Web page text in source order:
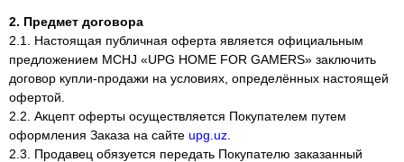
2. Предмет договора
2.1. Настоящая публичная оферта является официальным
предложением MCHJ «UPG HOME FOR GAMERS» заключить
договор купли-продажи на условиях, определённых настоящей
офертой.
2.2. Акцепт оферты осуществляется Покупателем путем
оформления Заказа на сайте upg.uz
2.3. Продавец обязуется передать Покупателю заказанный